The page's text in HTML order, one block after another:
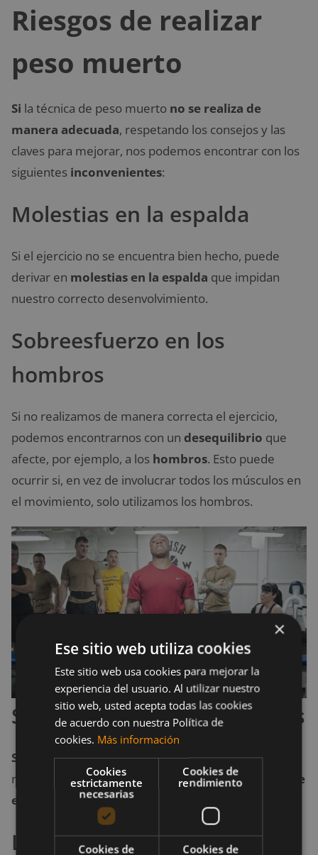
Riesgos de realizar
peso muerto
Si la técnica de peso muerto no se realiza de
manera adecuada, respetando los consejos y las
claves para mejorar, nos podemos encontrar con los
siguientes inconvenientes:
Molestias en la espalda
Si el ejercicio no se encuentra bien hecho, puede
derivar en molestias en la espalda que impidan
nuestro correcto desenvolvimiento.
Sobreesfuerzo en los
hombros
Si no realizamos de manera correcta el ejercicio,
podemos encontrarnos con un desequilibrio que
afecte, por ejemplo, a los hombros. Esto puede
ocurrir si, en vez de involucrar todos los músculos en
el movimiento, solo utilizamos los hombros.
Sobreesfuerzo en las rodillas
Si las rodillasno se encuentran bien ubicadas
realizan el movimiento correcto, pueden verse
sobre
exigidas
y perjudicadas durante el ejercicio.
Lesiones en general
×
Ese sitio web utiliza cookies
Este sitio web usa cookies para mejorar la
experiencia del usuario. Al utilizar nuestro
sitio web, usted acepta todas las cookies
de acuerdo con nuestra Política de
cookies. Más información
Cookies
estrictamente
necesarias
Cookies de
rendimiento
Cookies de
Cookies de